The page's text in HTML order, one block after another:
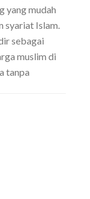
yang mudah
syariat Islam.
sebagai
muslim di
tanpa